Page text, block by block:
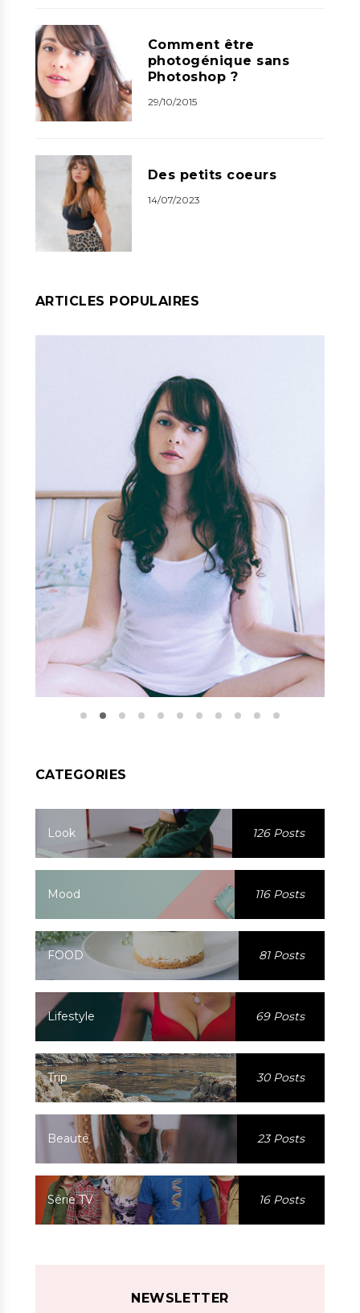
Comment être
photogénique sans
Photoshop ?
29/10/2015
Des petits coeurs
14/07/2023
ARTICLES POPULAIRES
CATEGORIES
Look 126 Posts
Mood 116 Posts
FOOD 81 Posts
Lifestyle 69 Posts
Trip 30 Posts
Beauté 23 Posts
Série TV 16 Posts
NEWSLETTER